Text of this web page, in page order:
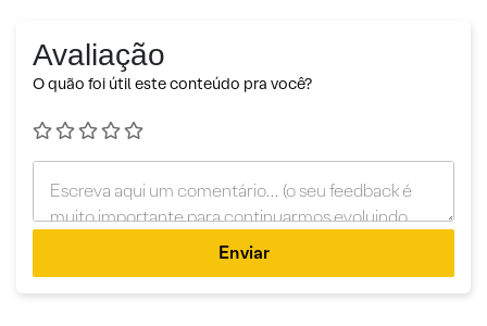
Avaliação
O quão foi útil este conteúdo pra você?
Enviar